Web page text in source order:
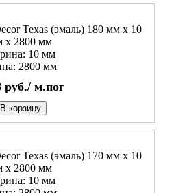
Texas (эмаль) 180 мм х 10
х 2800 мм
10 мм
2800 мм
руб./ м.пог
В корзину
Texas (эмаль) 170 мм х 10
х 2800 мм
10 мм